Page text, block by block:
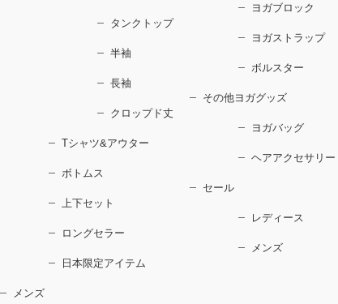
タンクトップ
半袖
長袖
クロップド丈
Tシャツ&アウター
ボトムス
上下セット
ロングセラー
日本限定アイテム
メンズ
ヨガブロック
ヨガストラップ
ボルスター
その他ヨガグッズ
ヨガバッグ
ヘアアクセサリー
セール
レディース
メンズ